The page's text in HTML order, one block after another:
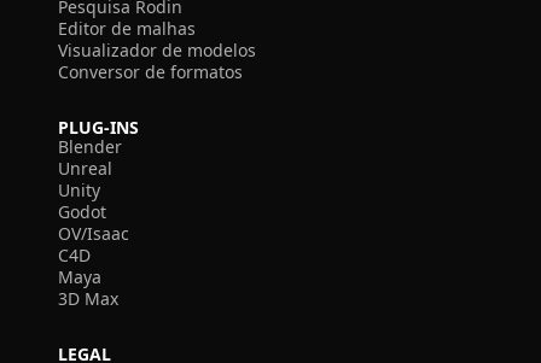
Pesquisa Rodin
Editor de malhas
Visualizador de modelos
Conversor de formatos
PLUG-INS
Blender
Unreal
Unity
Godot
OV/Isaac
C4D
Maya
3D Max
LEGAL